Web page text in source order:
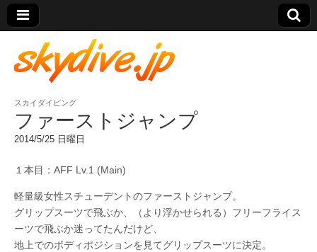
skydive.jp
スカイダイビング
ファーストジャンプ
2014/5/25 日曜日
１本目：AFF Lv.1 (Main)
軽量級女性スチューデントのファーストジャンプ。
グリップスーツで飛ぶか、（より浮かせられる）フリーフライス
ーツで飛ぶか迷ってたんだけど、
地上でのボディポジションを見てグリップスーツに決定。